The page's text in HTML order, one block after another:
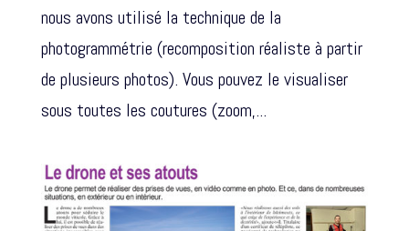
nous avons utilisé la technique de la
photogrammétrie (recomposition réaliste à partir
de plusieurs photos). Vous pouvez le visualiser
sous toutes les coutures (zoom,...